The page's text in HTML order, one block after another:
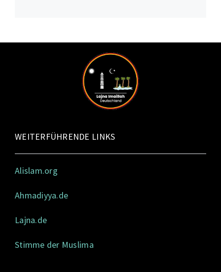
WEITERFÜHRENDE LINKS
Alislam.org
Ahmadiyya.de
Lajna.de
Stimme der Muslima